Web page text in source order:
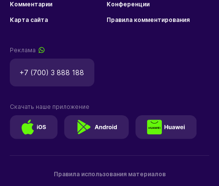
Комментарии Конференции
Карта сайта Правила комментирования
Реклама
+7 (700) 3 888 188
Правила использования материалов
Скачать наше приложение